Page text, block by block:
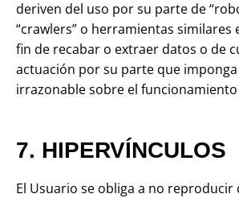
deriven del uso por su parte de
“crawlers” o herramientas similares
fin de recabar o extraer datos o de
actuación por su parte que
irrazonable sobre el funcionamiento
7. HIPERVÍNCULOS
El Usuario se obliga a no